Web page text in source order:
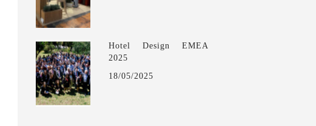
Hotel Design EMEA
2025
18/05/2025